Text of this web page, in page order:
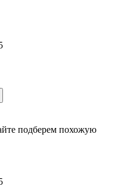
подберем похожую